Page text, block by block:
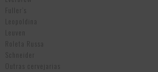
Fuller’s
Leopoldina
Leuven
Roleta Russa
Schneider
Outras cervejarias